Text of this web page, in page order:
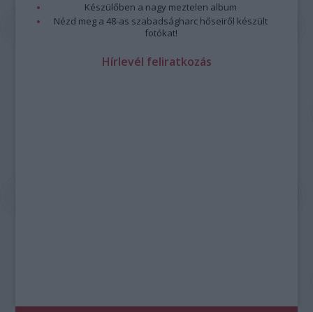
Készülőben a nagy meztelen album
Nézd meg a 48-as szabadságharc hőseiről készült
fotókat!
Hírlevél feliratkozás